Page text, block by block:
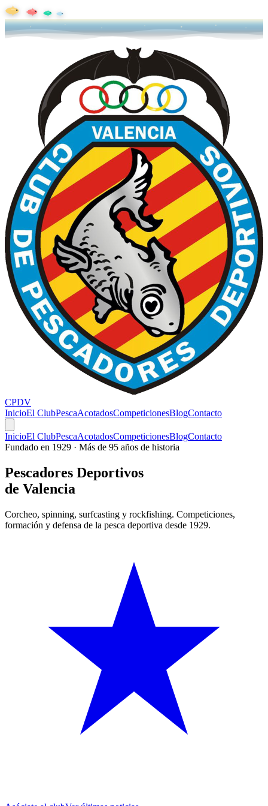
CPDV
InicioEl ClubPescaAcotadosCompeticionesBlogContacto
InicioEl ClubPescaAcotadosCompeticionesBlogContacto
Fundado en 1929 · Más de 95 años de historia
Pescadores Deportivos
de Valencia
Corcheo, spinning, surfcasting y rockfishing. Competiciones,
formación y defensa de la pesca deportiva desde 1929.